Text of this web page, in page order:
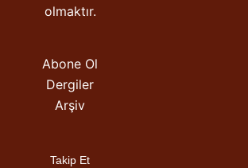
olmaktır.
Abone Ol
Dergiler
Arşiv
Takip Et